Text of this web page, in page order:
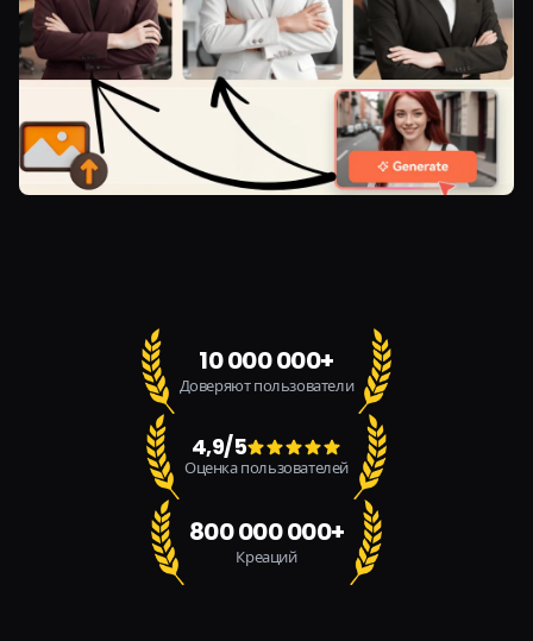
10 000 000+
Доверяют пользователи
4,9/5
Оценка пользователей
800 000 000+
Креаций